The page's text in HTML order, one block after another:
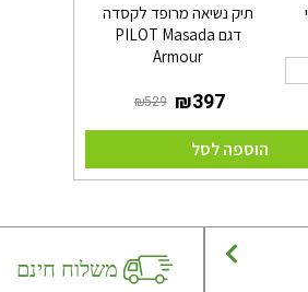
תיק נשיאה מרופד לקסדה
דגם PILOT Masada
Armour
‏529 ₪ ‏397 ₪
הוספה לסל
משלוח חינם